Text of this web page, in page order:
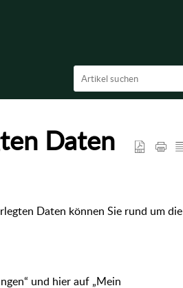
Daten
Daten können Sie rund um die
und hier auf „Mein